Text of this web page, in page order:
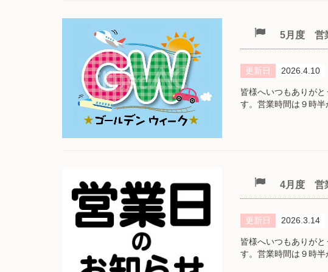
5月度 営
更新日 2026.4.10
皆様へいつもありが
す。営業時間は９時
4月度 営
更新日 2026.3.14
皆様へいつもありが
す。営業時間は９時